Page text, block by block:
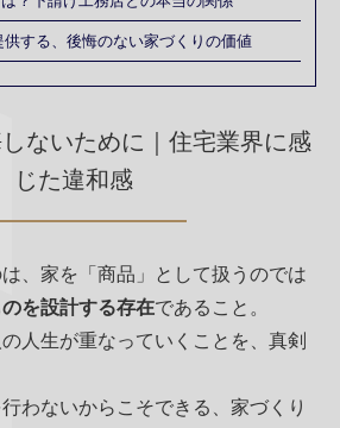
する、後悔のない家づくりの価値
ないために｜住宅業界に感
じた違和感
、家を「商品」として扱うのでは
を設計する存在であること。
人生が重なっていくことを、真剣
わないからこそできる、家づくり